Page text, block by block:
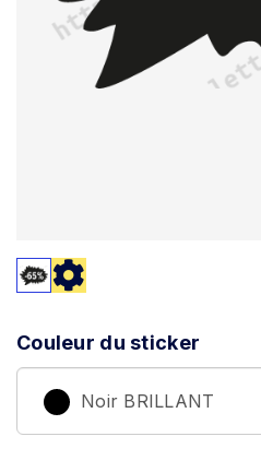
Couleur du sticker
Noir BRILLANT